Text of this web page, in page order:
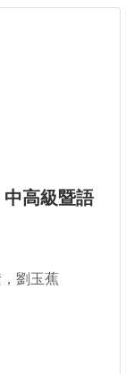
高級暨語
劉玉蕉